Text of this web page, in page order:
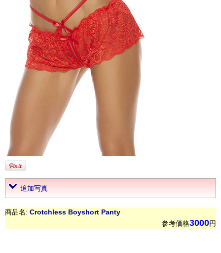
追加写真
商品名: Crotchless Boyshort Panty
参考価格3000円